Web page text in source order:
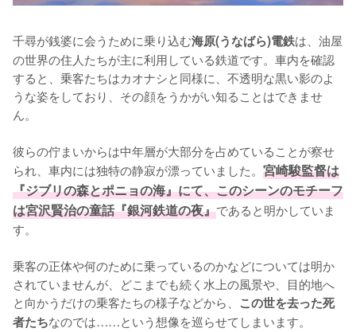
千尋が銭婆に会うために乗り込む海原(うなばら)電鉄は、油屋
の世界の住人たちが主に利用している鉄道です。車内を確認
すると、乗客たちはカオナシと同様に、不透明な黒い影のよ
うな姿をしており、その顔をうかがい知ることはできませ
ん。
彼らの佇まいからは中年層が大部分を占めていることが察せ
られ、車内には独特の静寂が漂っていました。 宮崎駿監督は
『ジブリの森とポニョの海』にて、このシーンのモチーフ
は宮沢賢治の童話『銀河鉄道の夜』であると明かしていま
す。
乗客の正体や何のために乗っているのかなどについては明か
されていませんが、どこまでも続く水上の風景や、目的地へ
と向かうだけの乗客たちの様子などから、 この世を去った死
者たちなのでは……という想像を巡らせてしまいます。